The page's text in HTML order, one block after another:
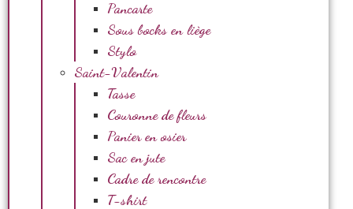
Pancarte
Sous bocks en liège
Stylo
Saint-Valentin
Tasse
Couronne de fleurs
Panier en osier
Sac en jute
Cadre de rencontre
T-shirt